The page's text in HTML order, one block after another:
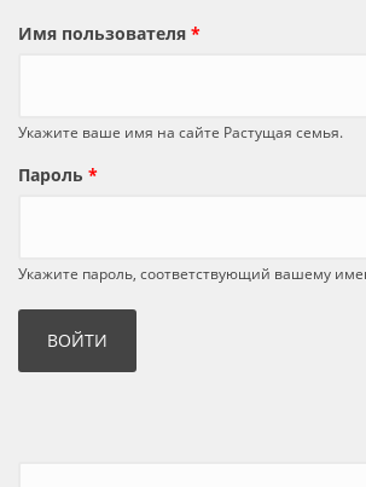
Имя пользователя *
Укажите ваше имя на сайте Растущая семья.
Пароль *
Укажите пароль, соответствующий вашему